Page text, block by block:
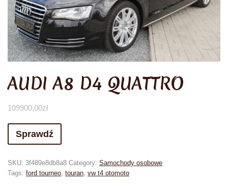
AUDI A8 D4 QUATTRO
109900,00zł
Sprawdź
SKU: 3f489e8db8a8 Category: Samochody osobowe
Tags: ford tourneo touran vw t4 otomoto